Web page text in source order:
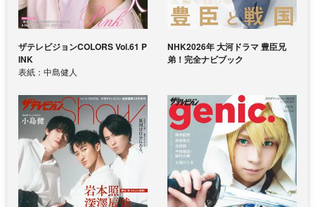
ザテレビジョンCOLORS Vol.61 P
INK
表紙：中島健人
NHK2026年 大河ドラマ 豊臣兄
弟！完全ナビブック